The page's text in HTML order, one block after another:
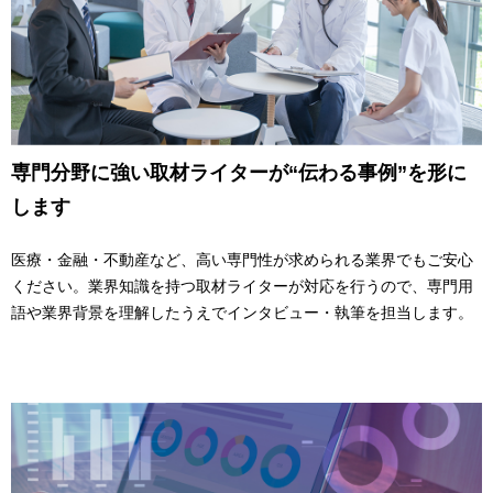
専門分野に強い取材ライターが“伝わる事例”を形に
します
医療・金融・不動産など、高い専門性が求められる業界でもご安心
ください。業界知識を持つ取材ライターが対応を行うので、専門用
語や業界背景を理解したうえでインタビュー・執筆を担当します。